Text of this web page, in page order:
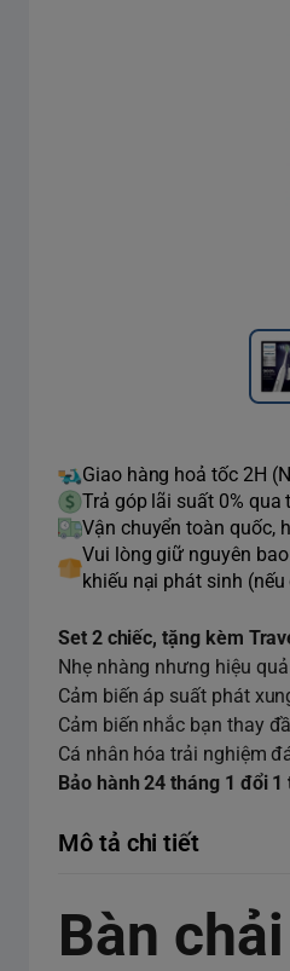
Giao hàng hoả tốc 2H
Trả góp lãi suất 0% qua
Vận chuyển toàn quốc,
Vui lòng giữ nguyên
khiếu nại phát sinh (nếu
Set 2 chiếc, tặng kèm
Nhẹ nhàng nhưng hiệu
Cảm biến áp suất phát
Cảm biến nhắc bạn thay
Cá nhân hóa trải nghiệm
Bảo hành 24 tháng 1 đổi
Mô tả chi tiết
Bàn